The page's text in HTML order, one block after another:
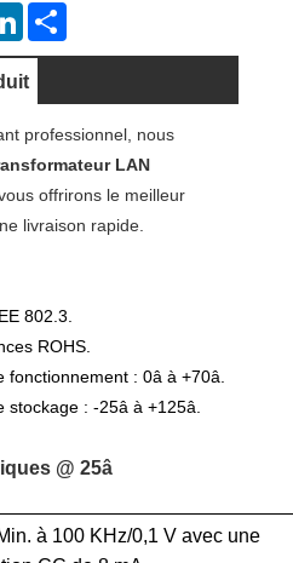
LinkedIn
professionnel, nous
LAN
offrirons le meilleur
livraison rapide.
802.3.
ROHS.
fonctionnement : 0â à +70â.
stockage : -25â à +125â.
@ 25â
à 100 KHz/0,1 V avec une